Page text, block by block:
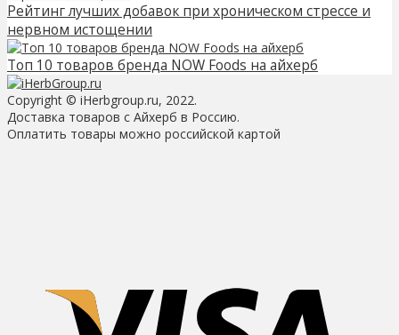
Рейтинг лучших добавок при хроническом стрессе и
нервном истощении
Топ 10 товаров бренда NOW Foods на айхерб
Copyright © iHerbgroup.ru, 2022.
Доставка товаров с Айхерб в Россию.
Оплатить товары можно российской картой